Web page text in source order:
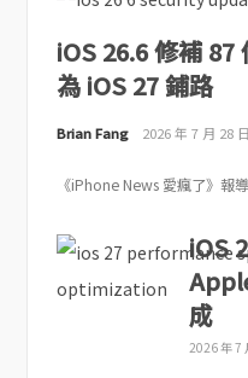
iOS 26.6 修補 87
為 iOS 27 鋪路
Brian Fang 2026 年 7 月 28 日
《iPhone News 愛瘋了》報
iOS
成
2026 年 7